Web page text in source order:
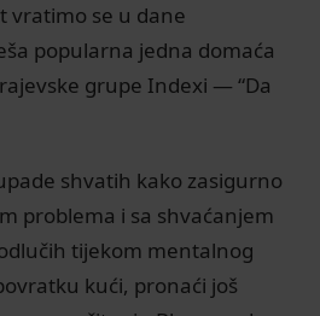
vratimo se u dane
popularna jedna domaća
grupe Indexi — “Da
shvatih kako zasigurno
problema i sa shvaćanjem
odlučih tijekom mentalnog
kući, pronaći još